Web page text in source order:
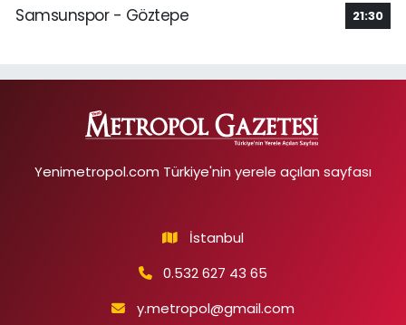
Samsunspor - Göztepe
21:30
Yenimetropol.com Türkiye'nin yerele açılan sayfası
İstanbul
0.532 627 43 65
y.metropol@gmail.com